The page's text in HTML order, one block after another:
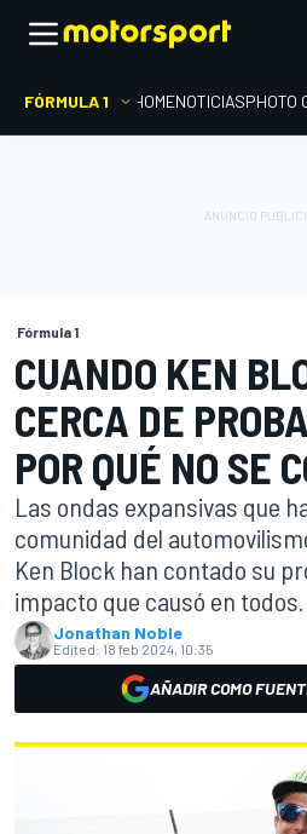
FÓRMULA 1 HOMENOTICIASPHOTO
Fórmula 1
CUANDO KEN
CERCA DE
POR QUÉ NO SE
Las ondas expansivas que
comunidad del
Ken Block han contado su
impacto que causó en todos.
Jonathan Noble
Edited: 18 feb 2024, 10:35
AÑADIR COMO